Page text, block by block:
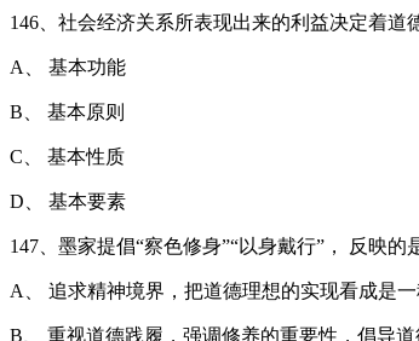
146、社会经济关系所表现出来的利益决定着
A、 基本功能
B、 基本原则
C、 基本性质
D、 基本要素
147、墨家提倡“察色修身”“以身戴行”， 反映
A、 追求精神境界，把道德理想的实现看成是
B、 重视道德践履，强调修养的重要性，倡导